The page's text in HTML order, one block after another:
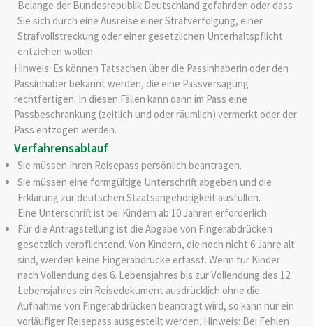
Belange der Bundesrepublik Deutschland gefährden oder dass
Sie sich durch eine Ausreise einer Strafverfolgung, einer
Strafvollstreckung oder einer gesetzlichen Unterhaltspflicht
entziehen wollen.
Hinweis: Es können Tatsachen über die Passinhaberin oder den
Passinhaber bekannt werden, die eine Passversagung
rechtfertigen. In diesen Fällen kann dann im Pass eine
Passbeschränkung (zeitlich und oder räumlich) vermerkt oder der
Pass entzogen werden.
Verfahrensablauf
Sie müssen Ihren Reisepass persönlich beantragen.
Sie müssen eine formgültige Unterschrift abgeben und die
Erklärung zur deutschen Staatsangehörigkeit ausfüllen.
Eine Unterschrift ist bei Kindern ab 10 Jahren erforderlich.
Für die Antragstellung ist die Abgabe von Fingerabdrücken
gesetzlich verpflichtend. Von Kindern, die noch nicht 6 Jahre alt
sind, werden keine Fingerabdrücke erfasst. Wenn für Kinder
nach Vollendung des 6. Lebensjahres bis zur Vollendung des 12.
Lebensjahres ein Reisedokument ausdrücklich ohne die
Aufnahme von Fingerabdrücken beantragt wird, so kann nur ein
vorläufiger Reisepass ausgestellt werden. Hinweis: Bei Fehlen